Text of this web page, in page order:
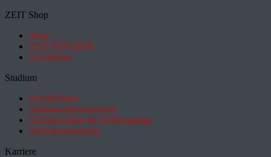
ZEIT Shop
Shop
ZEIT BÜCHER
Geschenke
Studium
HeyStudium
Studium-Interessentest
Suchmaschine für Studiengänge
Hochschulranking
Karriere